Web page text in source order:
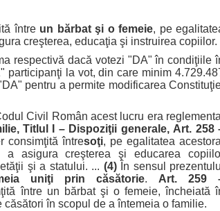
între un bărbat şi o femeie, pe
creşterea, educaţia şi instruirea copiilor.
respectivă dacă votezi "DA" în condiţiile
participanţi la vot, din care minim
pentru a permite modificarea
Civil Român acest lucru era
Titlul I – Dispoziţii generale, Art. 258
consimţită întresoţi, pe egalitatea
asigura creşterea şi educarea
şi a statului. ... (4)În sensul
uniţi prin căsătorie. Art. 259
între un bărbat şi o femeie, încheiată
în scopul de a întemeia o familie.